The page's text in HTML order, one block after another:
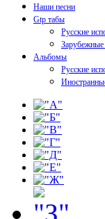
Наши песни
Gtp табы
Русские
Зарубежные
Альбомы
Русские